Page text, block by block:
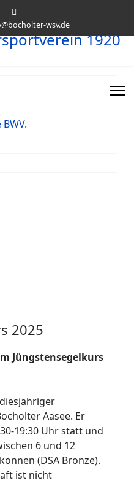
wsv.de
2025
Jüngstensegelkurs
Aasee. Er
19:30 Uhr statt und
6 und 12
(DSA Bronze).
ist nicht